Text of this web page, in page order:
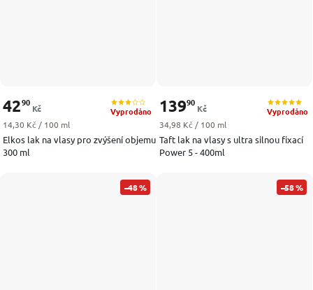
Elkos lak na vlasy pro zvýšení objemu
300 ml
Vyprodáno
4290
Kč
Měrná cena:
14,30 Kč / 100 ml
Taft lak na vlasy s ultra silnou fixací
Power 5 - 400ml
Vyprodáno
13990
Kč
Měrná cena:
34,98 Kč / 100 ml
–48 % –58 %